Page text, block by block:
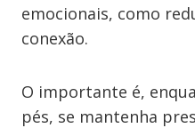
emocionais, como
conexão.
O importante é,
pés, se mantenha